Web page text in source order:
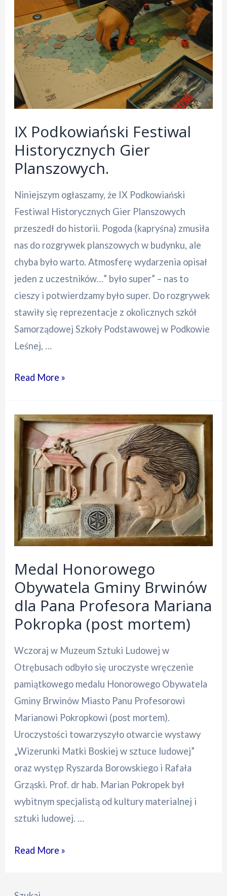
Historycznych
Gier
Planszowych
przeszedł
do
historii!
IX Podkowiański Festiwal
Historycznych Gier
Planszowych.
Niniejszym ogłaszamy, że IX Podkowiański
Festiwal Historycznych Gier Planszowych
przeszedł do historii. Pogoda (kapryśna) zmusiła
nas do rozgrywek planszowych w budynku, ale
chyba było warto. Atmosferę wydarzenia opisał
jeden z uczestników…” było super” – nas to
cieszy i potwierdzamy było super. Do rozgrywek
stawiły się reprezentacje z okolicznych szkół
Samorządowej Szkoły Podstawowej w Podkowie
Leśnej, …
IX
Historycznych
Gier
Planszowych.
Read More »
Medal Honorowego
Obywatela Gminy Brwinów
dla Pana Profesora Mariana
Pokropka (post mortem)
Wczoraj w Muzeum Sztuki Ludowej w
Otrębusach odbyło się uroczyste wręczenie
pamiątkowego medalu Honorowego Obywatela
Gminy Brwinów Miasto Panu Profesorowi
Marianowi Pokropkowi (post mortem).
Uroczystości towarzyszyło otwarcie wystawy
„Wizerunki Matki Boskiej w sztuce ludowej”
oraz występ Ryszarda Borowskiego i Rafała
Grząski. Prof. dr hab. Marian Pokropek był
wybitnym specjalistą od kultury materialnej i
sztuki ludowej. …
Medal
Read More »